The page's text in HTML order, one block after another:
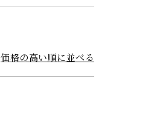
価格の高い順に並べる